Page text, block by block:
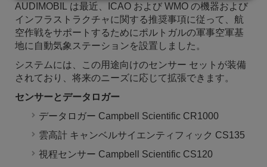
AUDIMOBIL は最近、ICAO および WMO の機器および
インフラストラクチャに関する推奨事項に従って、航
空作戦をサポートするためにポルトガルの軍事空軍基
地に自動気象ステーションを設置しました。
システムには、この用途向けのセンサー セットが装備
されており、将来のニーズに応じて拡張できます。
センサーとデータロガー
データロガー Campbell Scientific CR1000
雲高計 キャンベルサイエンティフィック CS135
視程センサー Campbell Scientific CS120